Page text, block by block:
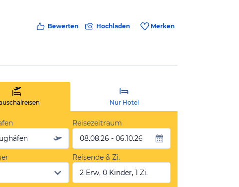
Bewerten Hochladen Merken
Nur Hotel
Reisezeitraum
08.08.26 - 06.10.26
Reisende & Zi.
2 Erw, 0 Kinder, 1 Zi.